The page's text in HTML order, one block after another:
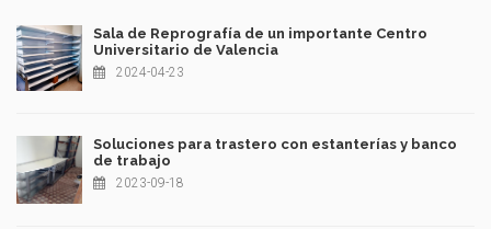
Sala de Reprografía de un importante Centro
Universitario de Valencia
2024-04-23
Soluciones para trastero con estanterías y banco
de trabajo
2023-09-18